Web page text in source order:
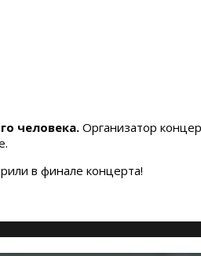
человека. Организатор
в финале концерта!